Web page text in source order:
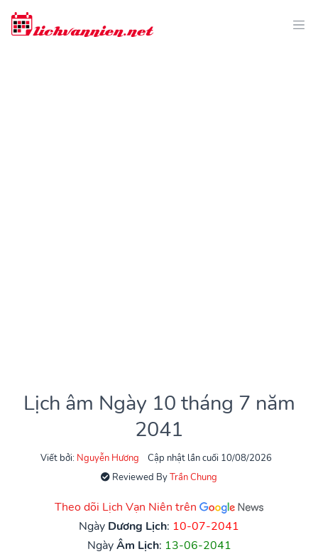
Lịch âm Ngày 10 tháng 7 năm
2041
Viết bởi: Nguyễn Hương
Cập nhật lần cuối 10/08/2026
Reviewed ByTrần Chung
Theo dõi Lịch Vạn Niên trên
Ngày Dương Lịch: 10-07-2041
NgàyÂm Lịch: 13-06-2041